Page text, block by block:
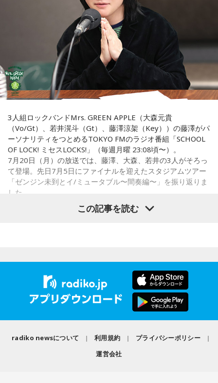
■2026年8月8日に宝くじを買うのは？
寅の日は、金運にまつわる吉日として紹介されることが多い
ため、宝くじを購入するタイミングとして意識する人もいま
一方で、宝くじの当選を保証するものではありません。「縁
起の良い日に買いたい」という気持ちから、暦を参考にする
人もいるという考え方です。
■2026年8月8日に旅行へ行くのは？
寅の日は、「千里行って千里帰る」という言い伝えから、旅
行や出張にも縁起が良い日とされています。
夏休み期間中ということもあり、旅行や帰省を予定している
人にとっては、暦を意識するきっかけになるかもしれませ
ん。
もちろん、安全な旅行のためには、天候や交通情報を確認
2026年8月8日は、寅の日と先勝が重なる日です。暦を意識す
る人の中には、次のような予定をこの日に合わせる人もいま
・財布を新調する、または使い始める
・旅行や帰省、出張へ出発する
・資格の勉強や新しい習い事を始める
寅の日とは、12日に一度巡ってくる吉日
虎は古くから「千里行って千里帰る」という言い伝えがあ
り、「出ていったものが無事に戻ってくる」と考えられてき
ました。そのため、お金や旅に関する縁起の良い日として親
しまれています。
このことから、寅の日は次のようなタイミングに選ぶ人もい
ます。
・財布を新調する
・財布を使い始める
・銀行口座を開設する
・旅行や出張へ出発する
・新しい挑戦を始める
一方で、「戻る」という意味合いから、結婚や結納などのお
■2026年8月8日に財布を新調するのはあり？
寅の日は、お金に関する縁起の良い日として知られているこ
とから、財布を購入したり、使い始めたりするタイミングと
して選ぶ人もいます。
で、開運アクションとして親しまれている考え方です。
ただし、財布を新調したからといって金運の上昇が保証され
3人組ロックバンドMrs. GREEN APPLE（大森元貴
（Vo/Gt）、若井滉斗（Gt）、藤澤涼架（Key））の藤澤がパ
ーソナリティをつとめるTOKYO FMのラジオ番組「SCHOOL
OF LOCK! ミセスLOCKS!」（毎週月曜 23:08頃〜）。
7月20日（月）の放送では、藤澤、大森、若井の3人がそろっ
て登場。先日7月5日にファイナルを迎えたスタジアムツアー
「ゼンジン未到とイ/ミュータブル〜間奏編〜」を振り返りま
した。
ミセス先生、こんばんは！ 7月5日のファイナルに参戦しまし
た！ 私にとって初めての「ゼンジン」シリーズだったので、
参加できて本当に良かったです。演奏が本当にかっこよく
て、ずっと感動していました。特に「ダーリン」と「ケセラ
した。帰り道もプレイリストを聴きながら帰っていたのです
最高の演奏を、本当にありがとうございました。（埼玉県 18
この記事を読む
radiko newsについて 利用規約
プライバシーポリシー
運営会社